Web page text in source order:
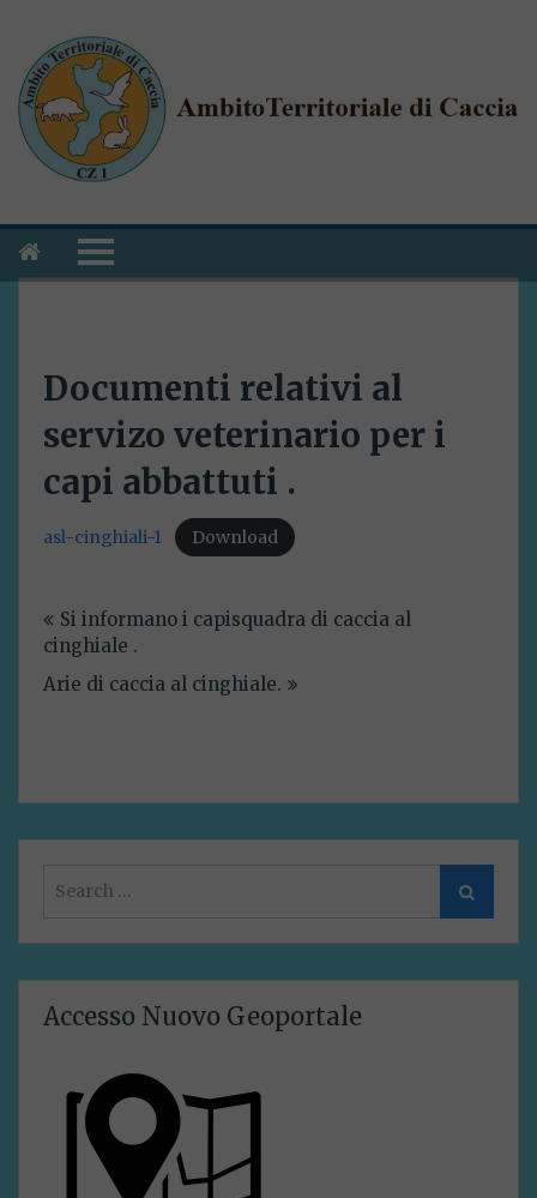
Documenti relativi al
servizo veterinario per i
capi abbattuti .
asl-cinghiali-1 Download
articoli
Si informano i capisquadra di caccia al
cinghiale .
Arie di caccia al cinghiale.
for:
Search
Accesso Nuovo Geoportale